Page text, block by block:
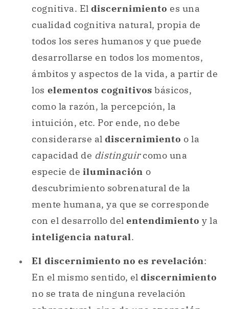
cognitiva. El discernimiento es una
cualidad cognitiva natural, propia de
todos los seres humanos y que puede
desarrollarse en todos los momentos,
ámbitos y aspectos de la vida, a partir de
los elementos cognitivos básicos,
como la razón, la percepción, la
intuición, etc. Por ende, no debe
considerarse al discernimiento o la
capacidad de distinguircomo una
especie de iluminación o
descubrimiento sobrenatural de la
mente humana, ya que se corresponde
con el desarrollo del entendimiento y la
inteligencia natural.
El discernimiento no es revelación:
En el mismo sentido, el discernimiento
no se trata de ninguna revelación